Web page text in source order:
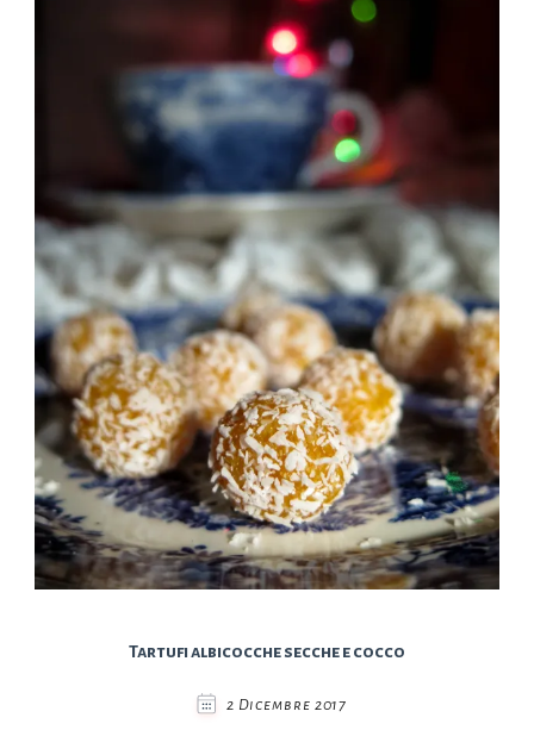
Tartufi albicocche secche e cocco
2 Dicembre 2017